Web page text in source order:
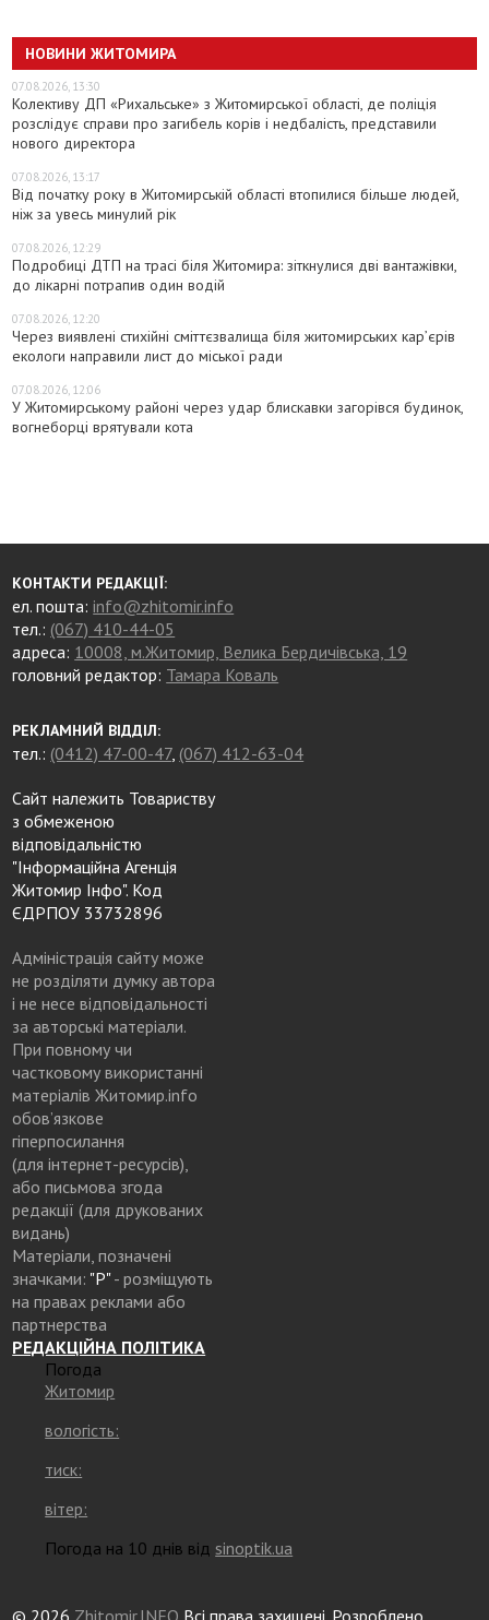
НОВИНИ ЖИТОМИРА
07.08.2026, 13:30
Колективу ДП «Рихальське» з Житомирської області, де поліція
розслідує справи про загибель корів і недбалість, представили
нового директора
07.08.2026, 13:17
Від початку року в Житомирській області втопилися більше людей,
ніж за увесь минулий рік
07.08.2026, 12:29
Подробиці ДТП на трасі біля Житомира: зіткнулися дві вантажівки,
до лікарні потрапив один водій
07.08.2026, 12:20
Через виявлені стихійні сміттєзвалища біля житомирських кар’єрів
екологи направили лист до міської ради
07.08.2026, 12:06
У Житомирському районі через удар блискавки загорівся будинок,
вогнеборці врятували кота
КОНТАКТИ РЕДАКЦІЇ:
ел. пошта:info@zhitomir.info
тел.: (067) 410-44-05
адреса: 10008, м.Житомир, Велика Бердичівська, 19
головний редактор: Тамара Коваль
РЕКЛАМНИЙ ВІДДІЛ:
тел.: (0412) 47-00-47, (067) 412-63-04
Сайт належить Товариству
з обмеженою
відповідальністю
"Інформаційна Агенція
Житомир Інфо". Код
ЄДРПОУ 33732896
Адміністрація сайту може
не розділяти думку автора
і не несе відповідальності
за авторські матеріали.
При повному чи
частковому використанні
матеріалів Житомир.info
обов’язкове
гіперпосилання
(для інтернет-ресурсів),
або письмова згода
редакції (для друкованих
видань)
Матеріали, позначені
значками: "Р"- розміщують
на правах реклами або
партнерства
РЕДАКЦІЙНА ПОЛІТИКА
Погода
Житомир
вологість:
тиск:
вітер:
Погода на 10 днів відsinoptik.ua